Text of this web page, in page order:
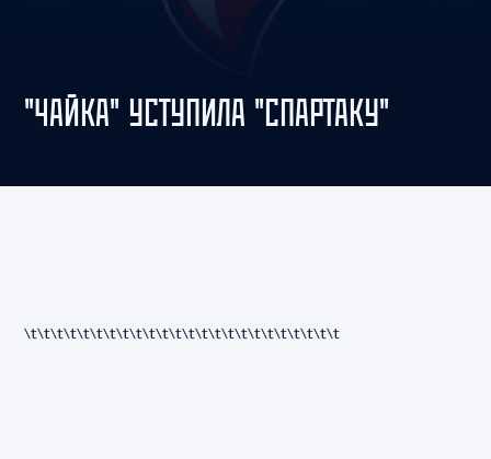
"ЧАЙКА" УСТУПИЛА "СПАРТАКУ"
\t\t\t\t\t\t\t\t\t\t\t\t\t\t\t\t\t\t\t\t\t\t\t\t